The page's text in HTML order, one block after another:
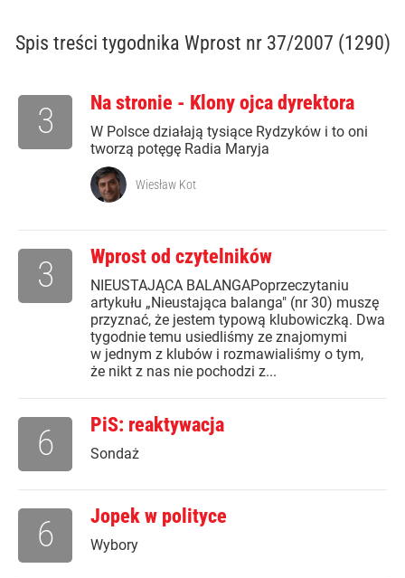
Spis treści tygodnika Wprost nr 37/2007 (1290)
Na stronie - Klony ojca dyrektora
W Polsce działają tysiące Rydzyków i to oni
tworzą potęgę Radia Maryja
3
Wiesław Kot
Wprost od czytelników
NIEUSTAJĄCA BALANGAPoprzeczytaniu
artykułu „Nieustająca balanga" (nr 30) muszę
przyznać, że jestem typową klubowiczką. Dwa
tygodnie temu usiedliśmy ze znajomymi
w jednym z klubów i rozmawialiśmy o tym,
że nikt z nas nie pochodzi z...
3
PiS: reaktywacja
Sondaż
6
Jopek w polityce
Wybory
6